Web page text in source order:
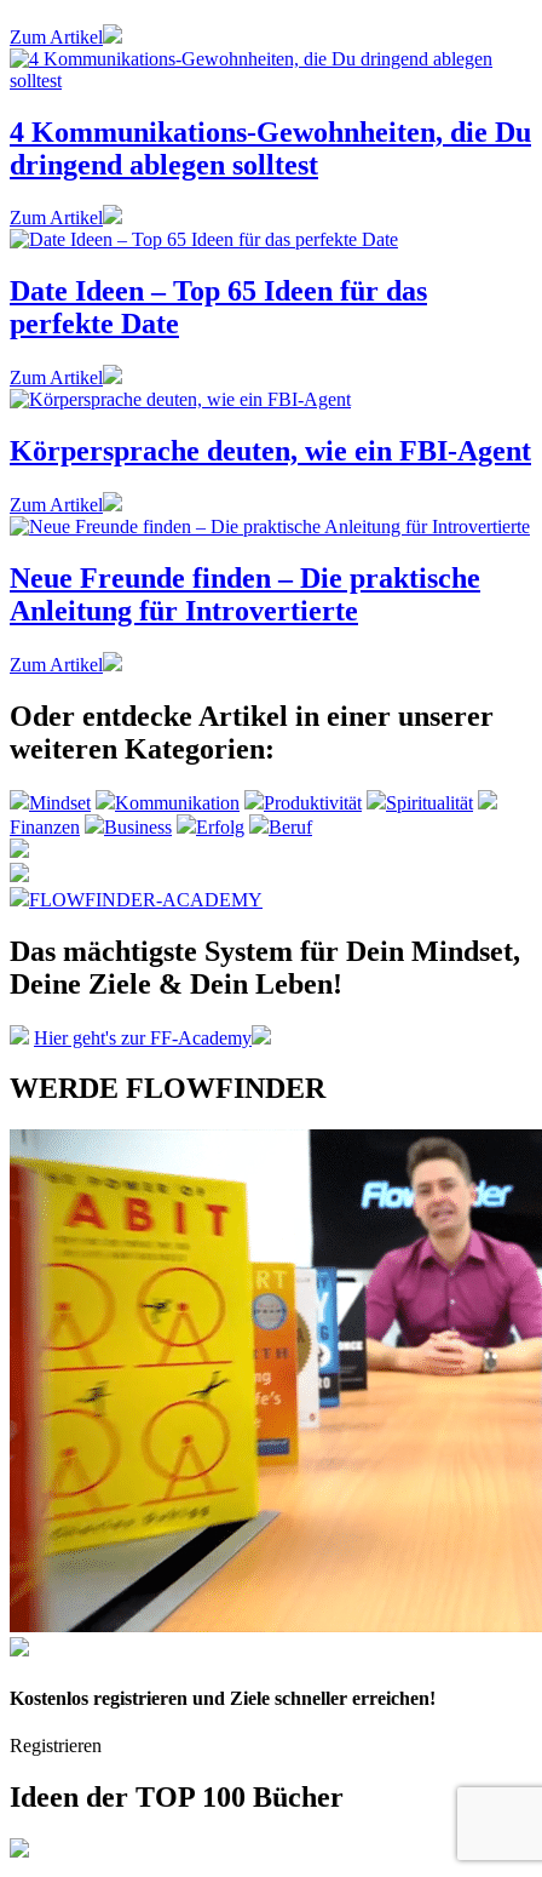
Zum Artikel
4 Kommunikations-Gewohnheiten, die Du
dringend ablegen solltest
Zum Artikel
Date Ideen – Top 65 Ideen für das
perfekte Date
Zum Artikel
Körpersprache deuten, wie ein FBI-Agent
Zum Artikel
Neue Freunde finden – Die praktische
Anleitung für Introvertierte
Zum Artikel
Oder entdecke Artikel in einer unserer
weiteren Kategorien:
Mindset Kommunikation Produktivität
Spiritualität
Finanzen
Business Erfolg Beruf
FLOWFINDER-ACADEMY
Das mächtigste System für Dein Mindset,
Deine Ziele & Dein Leben!
Hier geht's zur FF-Academy
WERDE FLOWFINDER
Kostenlos registrieren und Ziele schneller erreichen!
Registrieren
Ideen der TOP 100 Bücher